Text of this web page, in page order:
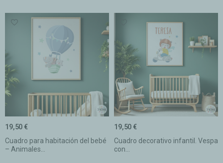
Cuadro para habitación del bebé
– Animales...
19,50 €
Cuadro decorativo infantil. Vespa
con...
19,50 €